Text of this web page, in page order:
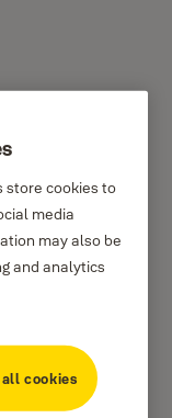
jotka on
& Risk
Yale, Parkway
24, Dublin,
store cookies to
media
may also be
and analytics
cookies